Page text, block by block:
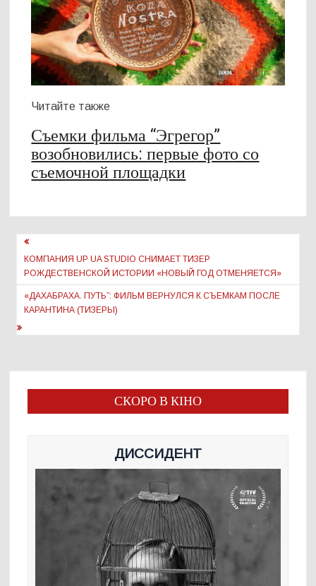
Читайте также
Съемки фильма “Эгрегор”
возобновились: первые фото со
съемочной площадки
Навигация
по
записям
КОМПАНИЯ UP UA STUDIO СНИМАЕТ ТИЗЕР
РОЖДЕСТВЕНСКОЙ ИСТОРИИ «НОВЫЙ ГОД ОТМЕНЯЕТСЯ»
«ДАХАБРАХА. ПУТЬ”: ФИЛЬМ ВЕРНУЛСЯ К СЪЕМКАМ ПОСЛЕ
КАРАНТИНА (ТИЗЕРЫ)
СКОРО В КІНО
ДИССИДЕНТ